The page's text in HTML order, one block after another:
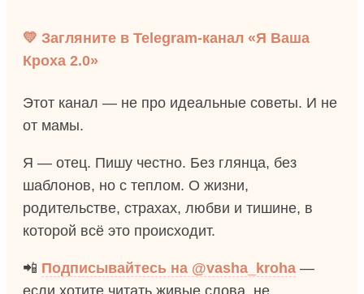
💛 Загляните в Telegram-канал «Я Ваша
Кроха 2.0»
Этот канал — не про идеальные советы. И не
от мамы.
Я — отец. Пишу честно. Без глянца, без
шаблонов, но с теплом. О жизни,
родительстве, страхах, любви и тишине, в
которой всё это происходит.
📲 Подписывайтесь на @vasha_kroha —
если хотите читать живые слова, не